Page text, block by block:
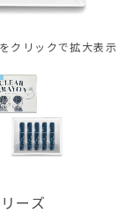
クリックで拡大表示
ーズ